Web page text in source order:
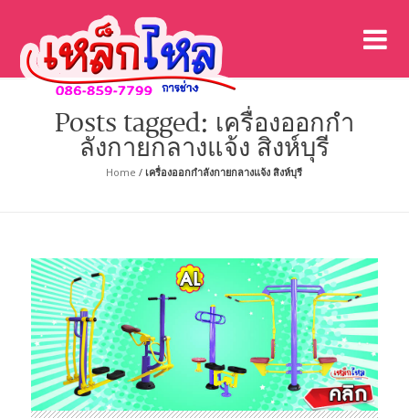
Posts tagged: เครื่องออกกํา
ลังกายกลางแจ้ง สิงห์บุรี
Home / เครื่องออกกําลังกายกลางแจ้ง สิงห์บุรี